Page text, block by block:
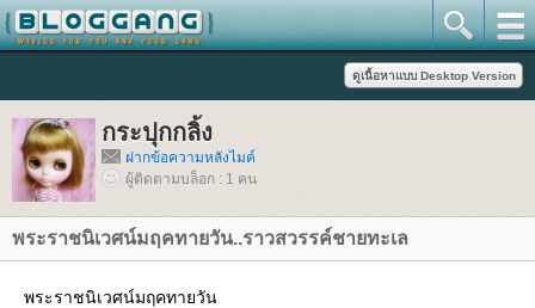
กระปุกกลิ้ง
ฝากข้อความหลังไมค์
ผู้ติดตามบล็อก : 1 คน
พระราชนิเวศน์มฤคทายวัน..ราวสวรรค์ชายทะเล
พระราชนิเวศน์มฤคทายวัน